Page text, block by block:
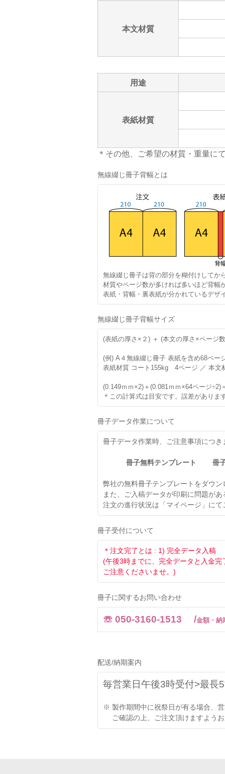
本文材質
用途
表紙材質
＊その他、ご希望の材質・重量に
無線綴じ冊子背幅とは
無線綴じ冊子は背の部分を糊付けしてか
材質やページ数が多ければ多いほど背幅
表紙・背幅・裏表紙が分かれているデザ
無線綴じ冊子背幅サイズ
(表紙の厚さ×２) ＋ (本文の厚さ×ページ
(例) A４無線綴じ冊子 表紙を含め68ペー
表紙材質 コート155kg 4ページ ／ 本
(0.149ｍｍ×2)＋(0.081ｍｍ×64ページ÷2)
＊この計算式は目安です。誤差がありま
冊子データ作業について
冊子データ作業時、ご注意事項につ
冊子無料テンプレート 冊
弊社の無料冊子テンプレートをダウ
また、ご入稿データが印刷に問題が
注文の進行状況は「マイページ」に
冊子受付について
＊注文完了とは : 1) 完全データ入稿
(午後3時までに、完全データと入金
ご注意くださいませ。)
冊子に関するお問い合わせ
☏ 050-3160-1513 /金額・納
配送/納期案内
毎営業日午後3時受付>最長
※ 製作期間中に祝祭日が有る場合、
ご確認の上、ご注文頂けますよう